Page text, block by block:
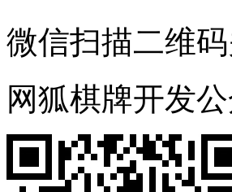
微信扫描二维
网狐棋牌开发